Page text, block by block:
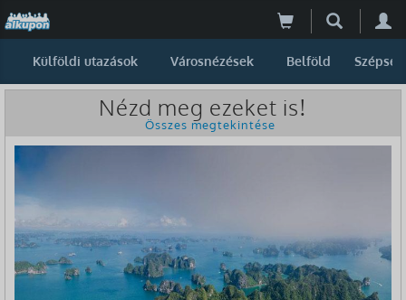
Külföldi utazások Városnézések Belföld Szépség
Nézd meg ezeket is!
Összes megtekintése